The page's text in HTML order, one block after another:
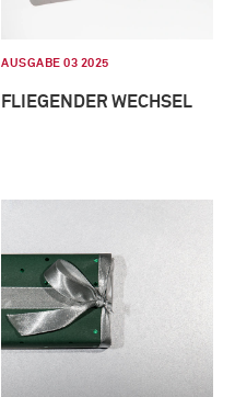
AUSGABE 03 2025
FLIEGENDER WECHSEL